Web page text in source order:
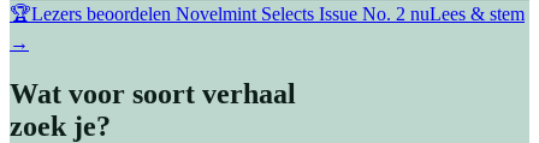
🏆Lezers beoordelen Novelmint Selects Issue No. 2 nuLees & stem
→
Wat voor soort verhaal
zoek je?